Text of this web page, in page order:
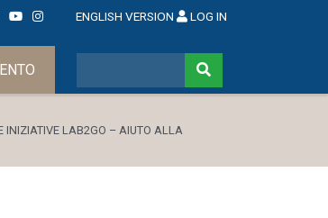
ENGLISH VERSION LOG IN
INIZIATIVE LAB2GO – AIUTO ALLA